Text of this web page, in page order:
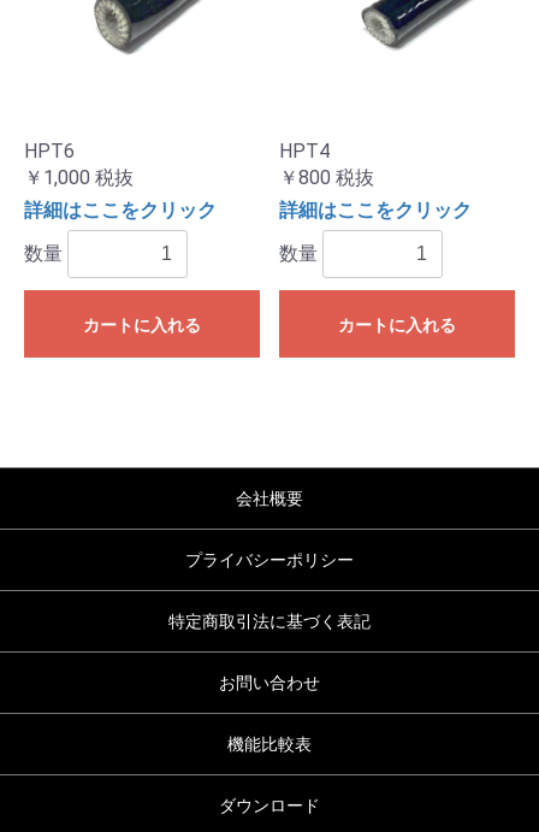
HPT6
￥1,000 税抜
詳細はここをクリック
数量
カートに入れる
HPT4
￥800 税抜
詳細はここをクリック
数量
カートに入れる
会社概要
プライバシーポリシー
特定商取引法に基づく表記
お問い合わせ
機能比較表
ダウンロード